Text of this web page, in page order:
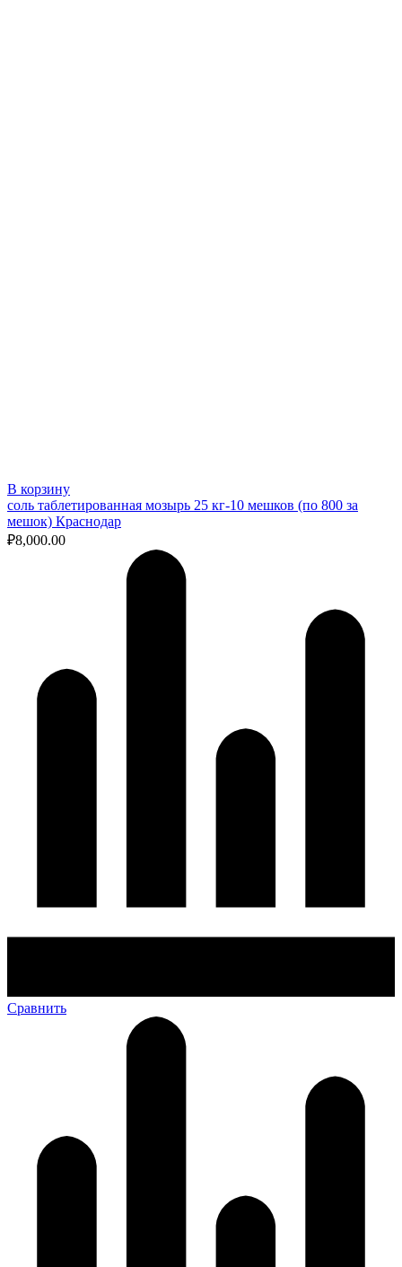
В корзину
соль таблетированная мозырь 25 кг-10 мешков (по 800 за
мешок) Краснодар
₽8,000.00
Сравнить